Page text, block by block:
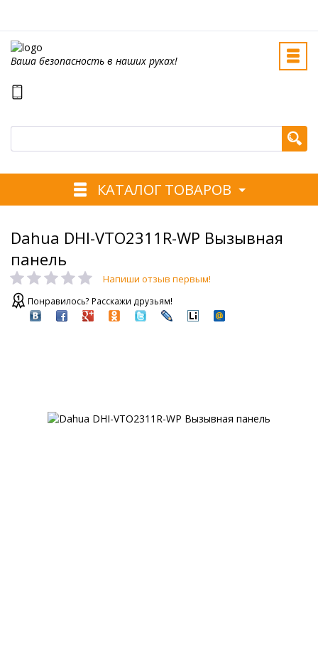
Ваша безопасность в наших руках!
КАТАЛОГ ТОВАРОВ
Dahua DHI-VTO2311R-WP Вызывная
панель
Напиши отзыв первым!
Понравилось? Расскажи друзьям!